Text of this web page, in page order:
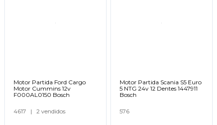
Motor Partida Ford Cargo
Motor Cummins 12v
F000AL0150 Bosch
4617 | 2 vendidos
Motor Partida Scania S5 Euro
5 NTG 24v 12 Dentes 1447911
Bosch
576